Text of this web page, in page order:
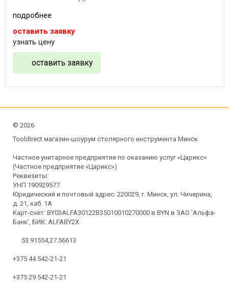
подробнее
оставить заявку
узнать цену
оставить заявку
© 2026
Tooldirect магазин-шоурум столярного инструмента Минск
Частное унитарное предприятие по оказанию услуг «Царикс»
(Частное предприятие «Царикс»)
Реквизиты:
УНП 190929577
Юридический и почтовый адрес: 220029, г. Минск, ул. Чичерина,
д. 21, каб. 1А
Карт-счет: BY03ALFA30122B35010010270000 в BYN в ЗАО 'Альфа-
Банк', БИК: ALFABY2X
53.91554,27.56613
+375 44 542-21-21
+375 29 542-21-21